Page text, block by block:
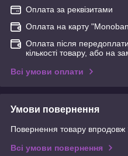
Оплата за реквізитами
Оплата на карту
Оплата після
кількості товару, або на
Всі умови оплати
Умови повернення
Повернення товару впродовж
Всі умови повернення